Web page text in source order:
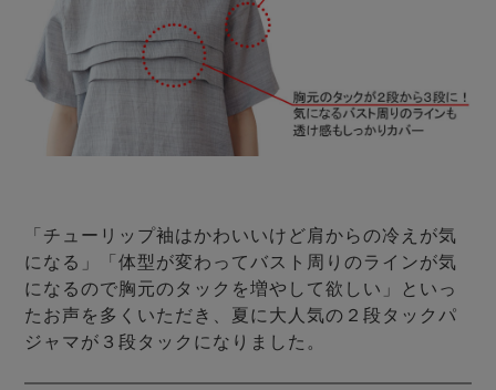
「チューリップ袖はかわいいけど肩からの冷えが気
になる」「体型が変わってバスト周りのラインが気
になるので胸元のタックを増やして欲しい」といっ
たお声を多くいただき、夏に大人気の２段タックパ
ジャマが３段タックになりました。